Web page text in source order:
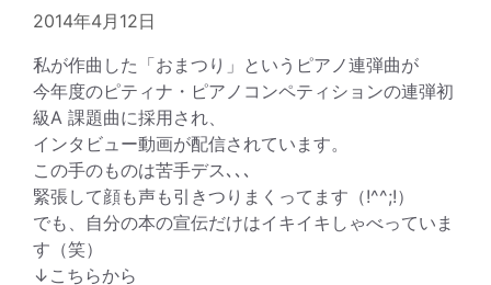
2014年4月12日
私が作曲した「おまつり」というピアノ連弾曲が
今年度のピティナ・ピアノコンペティションの連弾初
級A 課題曲に採用され、
インタビュー動画が配信されています。
この手のものは苦手デス､､､
緊張して顔も声も引きつりまくってます（!^^;!）
でも、自分の本の宣伝だけはイキイキしゃべっていま
す（笑）
↓こちらから